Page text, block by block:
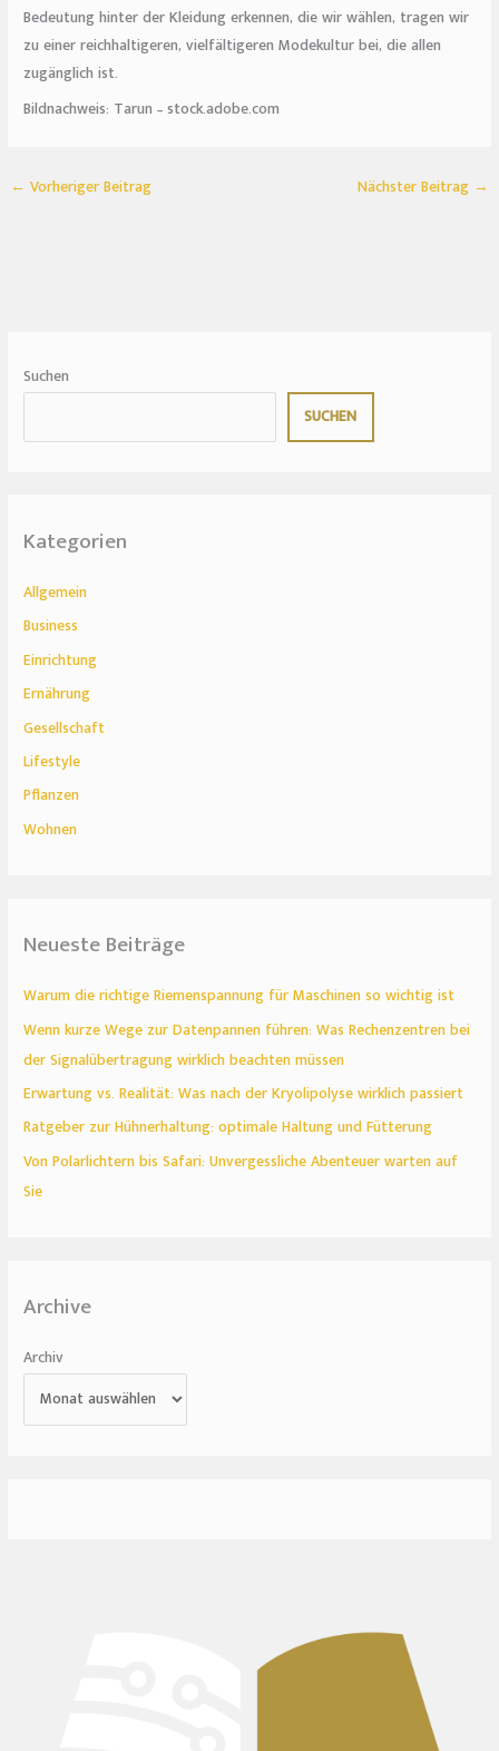
Bedeutung hinter der Kleidung erkennen, die wir wählen, tragen wir
zu einer reichhaltigeren, vielfältigeren Modekultur bei, die allen
zugänglich ist.
Bildnachweis: Tarun – stock.adobe.com
← Vorheriger Beitrag Nächster Beitrag →
Suchen
SUCHEN
Kategorien
Allgemein
Business
Einrichtung
Ernährung
Gesellschaft
Lifestyle
Pflanzen
Wohnen
Neueste Beiträge
Warum die richtige Riemenspannung für Maschinen so wichtig ist
Wenn kurze Wege zur Datenpannen führen: Was Rechenzentren bei
der Signalübertragung wirklich beachten müssen
Erwartung vs. Realität: Was nach der Kryolipolyse wirklich passiert
Ratgeber zur Hühnerhaltung: optimale Haltung und Fütterung
Von Polarlichtern bis Safari: Unvergessliche Abenteuer warten auf
Sie
Archive
Archiv